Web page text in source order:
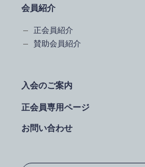
会員紹介
正会員紹介
賛助会員紹介
入会のご案内
正会員専用ページ
お問い合わせ